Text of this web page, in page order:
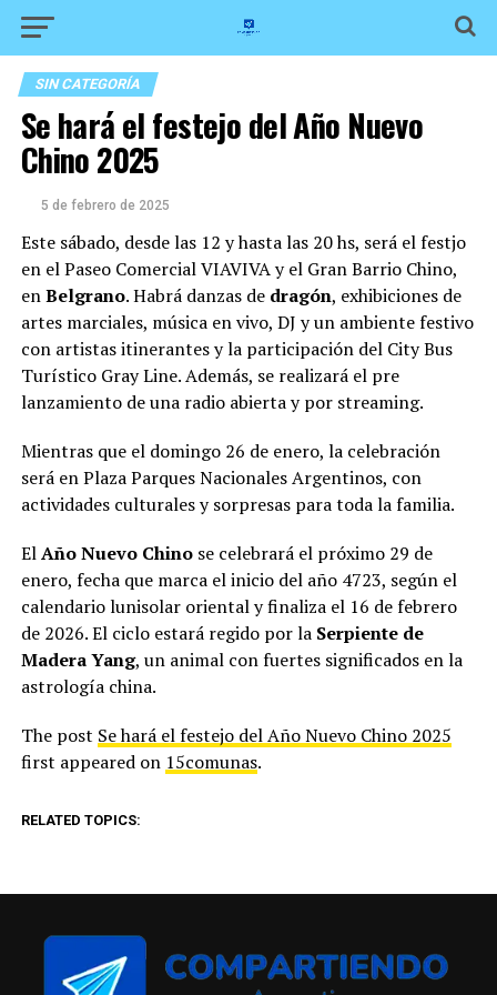
SIN CATEGORÍA
Se hará el festejo del Año Nuevo
Chino 2025
5 de febrero de 2025
Este sábado, desde las 12 y hasta las 20 hs, será el festjo
en el Paseo Comercial VIAVIVA y el Gran Barrio Chino,
enBelgrano. Habrá danzas de dragón, exhibiciones de
artes marciales, música en vivo, DJ y un ambiente festivo
con artistas itinerantes y la participación del City Bus
Turístico Gray Line. Además, se realizará el pre
lanzamiento de una radio abierta y por streaming.
Mientras que el domingo 26 de enero, la celebración
será en Plaza Parques Nacionales Argentinos, con
actividades culturales y sorpresas para toda la familia.
ElAño Nuevo Chinose celebrará el próximo 29 de
enero, fecha que marca el inicio del año 4723, según el
calendario lunisolar oriental y finaliza el 16 de febrero
de 2026. El ciclo estará regido por la Serpiente de
Madera Yang, un animal con fuertes significados en la
astrología china.
The post Se hará el festejo del Año Nuevo Chino 2025
first appeared on 15comunas.
RELATED TOPICS: